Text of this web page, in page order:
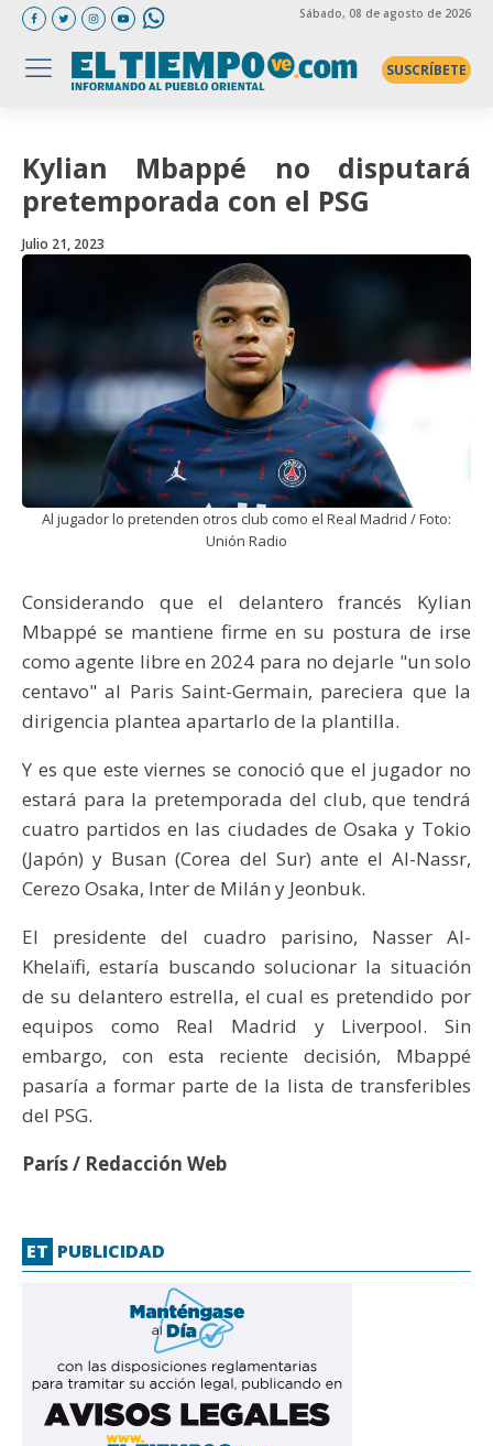
Sábado, 08 de agosto de 2026
SUSCRÍBETE
Kylian Mbappé no disputará
pretemporada con el PSG
Julio 21, 2023
Al jugador lo pretenden otros club como el Real Madrid / Foto:
Unión Radio
Considerando que el delantero francés Kylian
Mbappé se mantiene firme en su postura de irse
como agente libre en 2024 para no dejarle "un solo
centavo" al Paris Saint-Germain, pareciera que la
dirigencia plantea apartarlo de la plantilla.
Y es que este viernes se conoció que el jugador no
estará para la pretemporada del club, que tendrá
cuatro partidos en las ciudades de Osaka y Tokio
(Japón) y Busan (Corea del Sur) ante el Al-Nassr,
Cerezo Osaka, Inter de Milán y Jeonbuk.
El presidente del cuadro parisino, Nasser Al-
Khelaïfi, estaría buscando solucionar la situación
de su delantero estrella, el cual es pretendido por
equipos como Real Madrid y Liverpool. Sin
embargo, con esta reciente decisión, Mbappé
pasaría a formar parte de la lista de transferibles
del PSG.
París / Redacción Web
ET PUBLICIDAD